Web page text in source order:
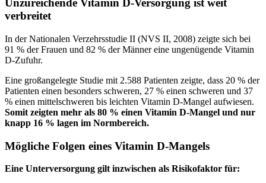
Unzureichende Vitamin D-Versorgung ist weit
verbreitet
In der Nationalen Verzehrsstudie II (NVS II, 2008) zeigte sich bei
91 % der Frauen und 82 % der Männer eine ungenügende Vitamin
D-Zufuhr.
Eine großangelegte Studie mit 2.588 Patienten zeigte, dass 20 % der
Patienten einen besonders schweren, 27 % einen schweren und 37
% einen mittelschweren bis leichten Vitamin D-Mangel aufwiesen.
Somit zeigten mehr als 80 % einen Vitamin D-Mangel und nur
knapp 16 % lagen im Normbereich.
Mögliche Folgen eines Vitamin D-Mangels
Eine Unterversorgung gilt inzwischen als Risikofaktor für: